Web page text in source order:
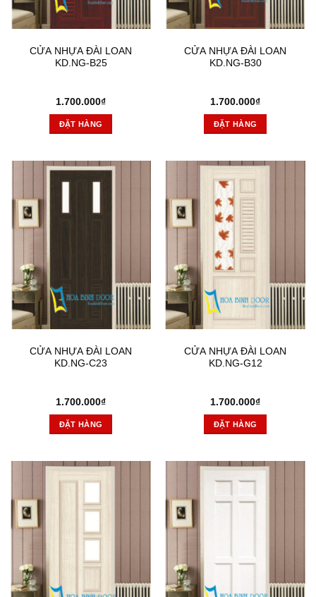
CỬA NHỰA ĐÀI LOAN
KD.NG-B25
1.700.000₫
ĐẶT HÀNG
CỬA NHỰA ĐÀI LOAN
KD.NG-B30
1.700.000₫
ĐẶT HÀNG
CỬA NHỰA ĐÀI LOAN
KD.NG-C23
1.700.000₫
ĐẶT HÀNG
CỬA NHỰA ĐÀI LOAN
KD.NG-G12
1.700.000₫
ĐẶT HÀNG